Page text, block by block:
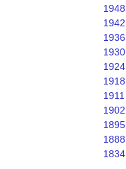
1948
1942
1936
1930
1924
1918
1911
1902
1895
1888
1834